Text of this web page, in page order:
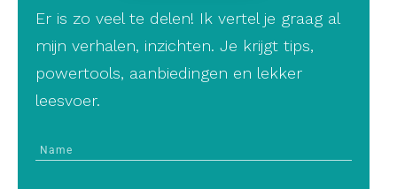
Er is zo veel te delen! Ik vertel je graag al
mijn verhalen, inzichten. Je krijgt tips,
powertools, aanbiedingen en lekker
leesvoer.